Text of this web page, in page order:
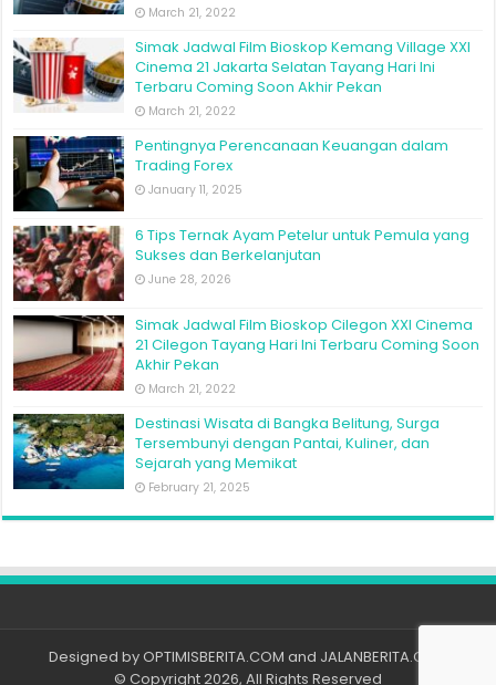
March 21, 2022
Simak Jadwal Film Bioskop Kemang Village XXI
Cinema 21 Jakarta Selatan Tayang Hari Ini
Terbaru Coming Soon Akhir Pekan
March 21, 2022
Pentingnya Perencanaan Keuangan dalam
Trading Forex
January 11, 2025
6 Tips Ternak Ayam Petelur untuk Pemula yang
Sukses dan Berkelanjutan
June 28, 2026
Simak Jadwal Film Bioskop Cilegon XXI Cinema
21 Cilegon Tayang Hari Ini Terbaru Coming Soon
Akhir Pekan
March 21, 2022
Destinasi Wisata di Bangka Belitung, Surga
Tersembunyi dengan Pantai, Kuliner, dan
Sejarah yang Memikat
February 21, 2025
Designed byOPTIMISBERITA.COM and JALANBERITA.COM
© Copyright 2026, All Rights Reserved